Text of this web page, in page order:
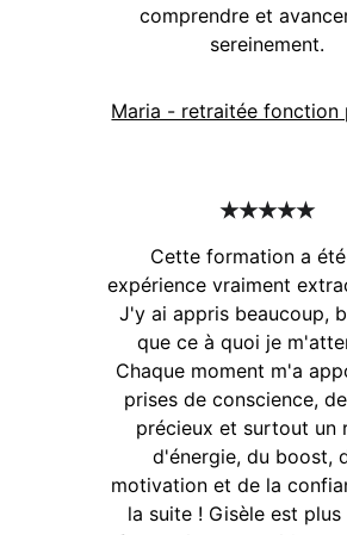
Cette formation a
expérience vraiment
J'y ai appris beaucoup,
que ce à quoi je
Chaque moment m'a
prises de conscience,
précieux et surtout un
d'énergie, du boost,
motivation et de la
la suite ! Gisèle est plus
comprendre et
sereinement.
Maria - retraitée fonction
★★★★★